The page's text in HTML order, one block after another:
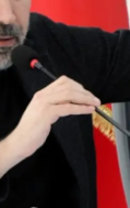
Iğdır
Yalova
Karabük
Kilis